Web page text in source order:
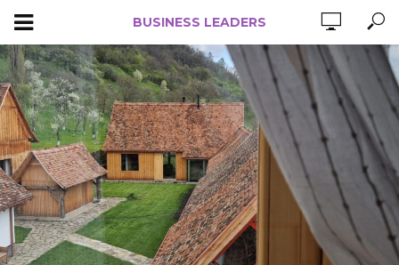
BUSINESS LEADERS